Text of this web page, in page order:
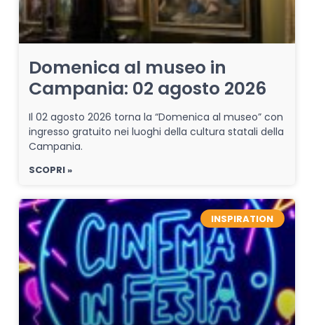
Domenica al museo in
Campania: 02 agosto 2026
Il 02 agosto 2026 torna la “Domenica al museo” con
ingresso gratuito nei luoghi della cultura statali della
Campania.
SCOPRI »
INSPIRATION